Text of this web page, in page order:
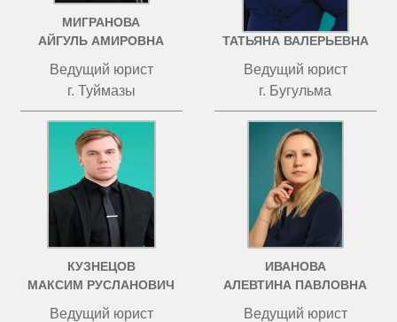
МИГРАНОВА
АЙГУЛЬ АМИРОВНА
Ведущий юрист
г. Туймазы
ЧИСТОВА
ТАТЬЯНА ВАЛЕРЬЕВНА
Ведущий юрист
г. Бугульма
КУЗНЕЦОВ
МАКСИМ РУСЛАНОВИЧ
Ведущий юрист
ИВАНОВА
АЛЕВТИНА ПАВЛОВНА
Ведущий юрист